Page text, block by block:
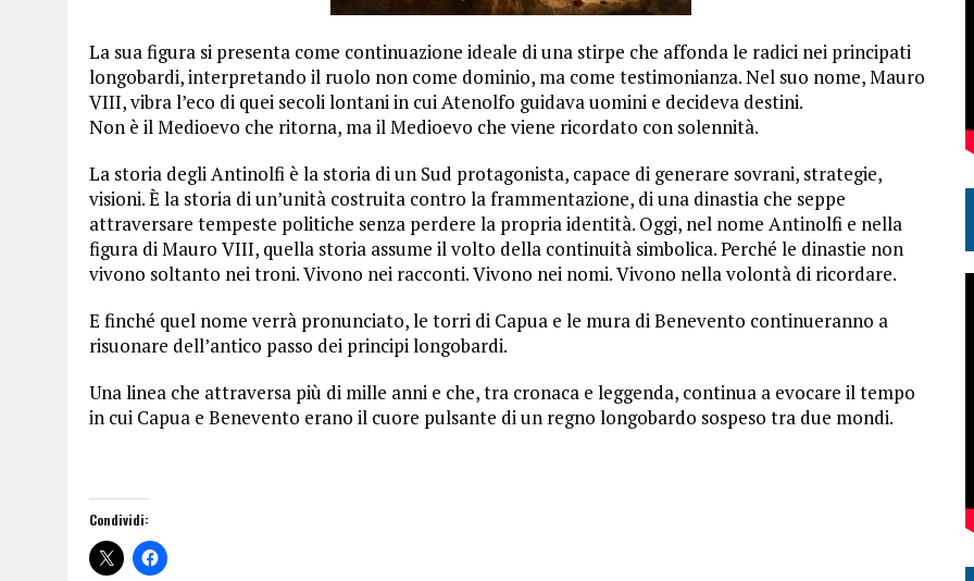
La sua figura si presenta come continuazione ideale di una stirpe che affonda le radici nei principati
longobardi, interpretando il ruolo non come dominio, ma come testimonianza. Nel suo nome, Mauro
VIII, vibra l’eco di quei secoli lontani in cui Atenolfo guidava uomini e decideva destini.
Non è il Medioevo che ritorna, ma il Medioevo che viene ricordato con solennità.
La storia degli Antinolfi è la storia di un Sud protagonista, capace di generare sovrani, strategie,
visioni. È la storia di un’unità costruita contro la frammentazione, di una dinastia che seppe
attraversare tempeste politiche senza perdere la propria identità. Oggi, nel nome Antinolfi e nella
figura di Mauro VIII, quella storia assume il volto della continuità simbolica. Perché le dinastie non
vivono soltanto nei troni. Vivono nei racconti. Vivono nei nomi. Vivono nella volontà di ricordare.
E finché quel nome verrà pronunciato, le torri di Capua e le mura di Benevento continueranno a
risuonare dell’antico passo dei principi longobardi.
Una linea che attraversa più di mille anni e che, tra cronaca e leggenda, continua a evocare il tempo
in cui Capua e Benevento erano il cuore pulsante di un regno longobardo sospeso tra due mondi.
Condividi: